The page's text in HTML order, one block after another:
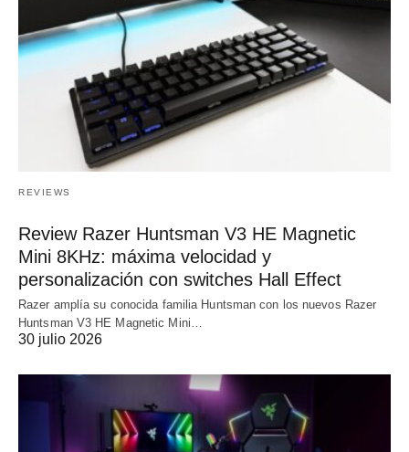
REVIEWS
Review Razer Huntsman V3 HE Magnetic
Mini 8KHz: máxima velocidad y
personalización con switches Hall Effect
Razer amplía su conocida familia Huntsman con los nuevos Razer
Huntsman V3 HE Magnetic Mini…
30 julio 2026